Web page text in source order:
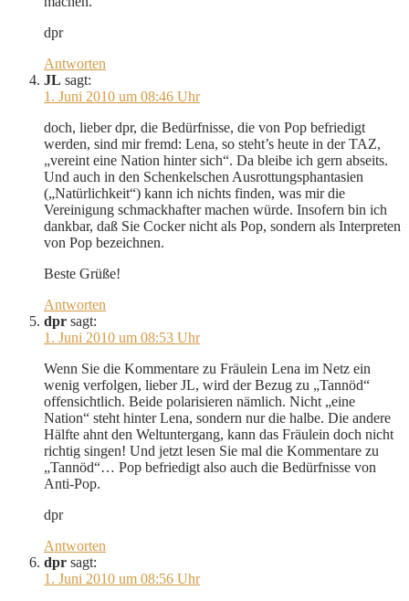
dpr
Antworten
JL sagt:
1. Juni 2010 um 08:46 Uhr
doch, lieber dpr, die Bedürfnisse, die von Pop befriedigt
werden, sind mir fremd: Lena, so steht’s heute in der TAZ,
„vereint eine Nation hinter sich“. Da bleibe ich gern abseits.
Und auch in den Schenkelschen Ausrottungsphantasien
(„Natürlichkeit“) kann ich nichts finden, was mir die
Vereinigung schmackhafter machen würde. Insofern bin ich
dankbar, daß Sie Cocker nicht als Pop, sondern als Interpreten
von Pop bezeichnen.
Beste Grüße!
Antworten
dpr sagt:
1. Juni 2010 um 08:53 Uhr
Wenn Sie die Kommentare zu Fräulein Lena im Netz ein
wenig verfolgen, lieber JL, wird der Bezug zu „Tannöd“
offensichtlich. Beide polarisieren nämlich. Nicht „eine
Nation“ steht hinter Lena, sondern nur die halbe. Die andere
Hälfte ahnt den Weltuntergang, kann das Fräulein doch nicht
richtig singen! Und jetzt lesen Sie mal die Kommentare zu
„Tannöd“… Pop befriedigt also auch die Bedürfnisse von
Anti-Pop.
dpr
Antworten
dpr sagt:
1. Juni 2010 um 08:56 Uhr